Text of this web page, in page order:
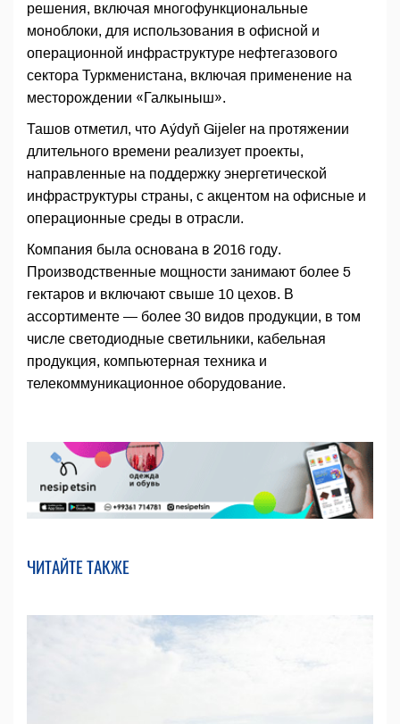
решения, включая многофункциональные
моноблоки, для использования в офисной и
операционной инфраструктуре нефтегазового
сектора Туркменистана, включая применение на
месторождении «Галкыныш».
Ташов отметил, что Aýdyň Gijeler на протяжении
длительного времени реализует проекты,
направленные на поддержку энергетической
инфраструктуры страны, с акцентом на офисные и
операционные среды в отрасли.
Компания была основана в 2016 году.
Производственные мощности занимают более 5
гектаров и включают свыше 10 цехов. В
ассортименте — более 30 видов продукции, в том
числе светодиодные светильники, кабельная
продукция, компьютерная техника и
телекоммуникационное оборудование.
ЧИТАЙТЕ ТАКЖЕ